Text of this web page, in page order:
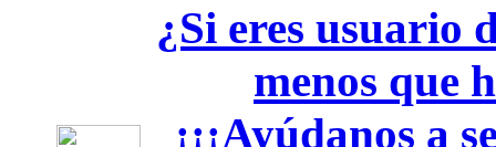
¿Si eres usuario
menos que
¡¡¡Ayúdanos a